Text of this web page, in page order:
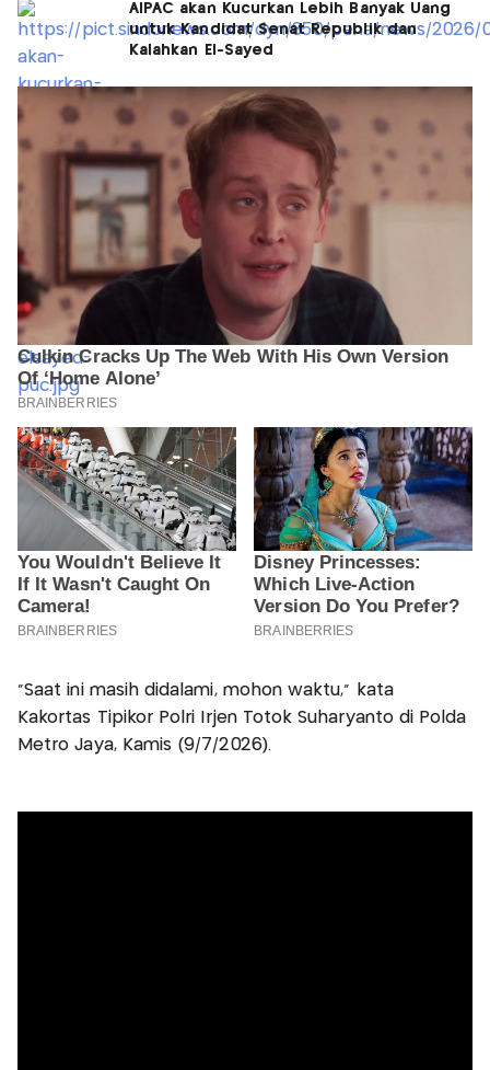
AIPAC akan Kucurkan Lebih Banyak Uang
untuk Kandidat Senat Republik dan
Kalahkan El-Sayed
“Saat ini masih didalami, mohon waktu,” kata
Kakortas Tipikor Polri Irjen Totok Suharyanto di Polda
Metro Jaya, Kamis (9/7/2026).